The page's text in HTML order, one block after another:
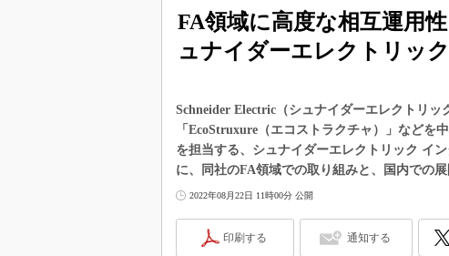
FA領域に高度な相互運用
ュナイダーエレクトリック
Schneider Electric（シュナイダーエレクトリ
「EcoStruxure（エコストラクチャ）」などを
を担当する、シュナイダーエレクトリック イ
に、同社のFA領域での取り組みと、国内での展
2022年08月22日 11時00分 公開
印刷する 通知する